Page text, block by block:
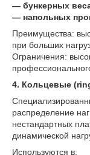
— бункерных
— напольных
Преимущества:
при больших
Ограничения:
4. Кольцевые
распределение
нестандартных
динамической
Используются в: